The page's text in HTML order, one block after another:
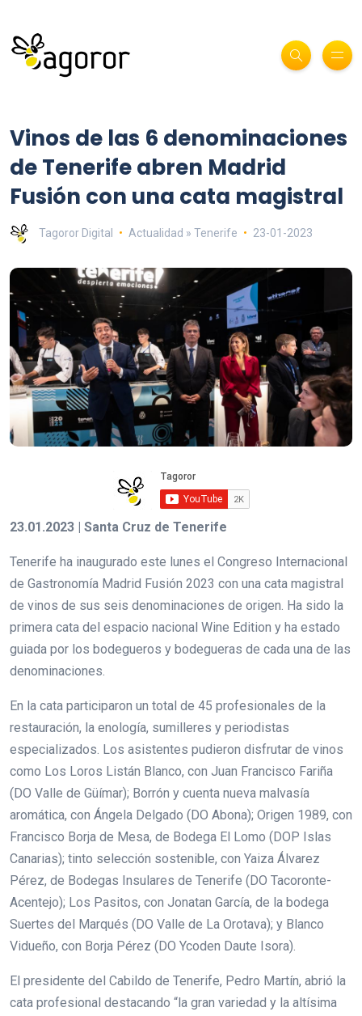
Vinos de las 6 denominaciones
de Tenerife abren Madrid
Fusión con una cata magistral
Tagoror Digital Actualidad » Tenerife 23-01-2023
23.01.2023 | Santa Cruz de Tenerife
Tenerife ha inaugurado este lunes el Congreso Internacional
de Gastronomía Madrid Fusión 2023 con una cata magistral
de vinos de sus seis denominaciones de origen. Ha sido la
primera cata del espacio nacional Wine Edition y ha estado
guiada por los bodegueros y bodegueras de cada una de las
denominaciones.
En la cata participaron un total de 45 profesionales de la
restauración, la enología, sumilleres y periodistas
especializados. Los asistentes pudieron disfrutar de vinos
como Los Loros Listán Blanco, con Juan Francisco Fariña
(DO Valle de Güímar); Borrón y cuenta nueva malvasía
aromática, con Ángela Delgado (DO Abona); Origen 1989, con
Francisco Borja de Mesa, de Bodega El Lomo (DOP Islas
Canarias); tinto selección sostenible, con Yaiza Álvarez
Pérez, de Bodegas Insulares de Tenerife (DO Tacoronte-
Acentejo); Los Pasitos, con Jonatan García, de la bodega
Suertes del Marqués (DO Valle de La Orotava); y Blanco
Vidueño, con Borja Pérez (DO Ycoden Daute Isora).
El presidente del Cabildo de Tenerife, Pedro Martín, abrió la
cata profesional destacando “la gran variedad y la altísima